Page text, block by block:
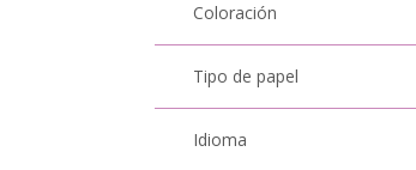
Coloración
Tipo de papel
Idioma